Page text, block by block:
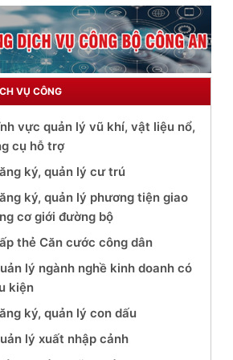
VỤ CÔNG
vực quản lý vũ khí, vật liệu nổ,
cụ hỗ trợ
ký, quản lý cư trú
ký, quản lý phương tiện giao
cơ giới đường bộ
thẻ Căn cước công dân
lý ngành nghề kinh doanh có
kiện
ký, quản lý con dấu
lý xuất nhập cảnh